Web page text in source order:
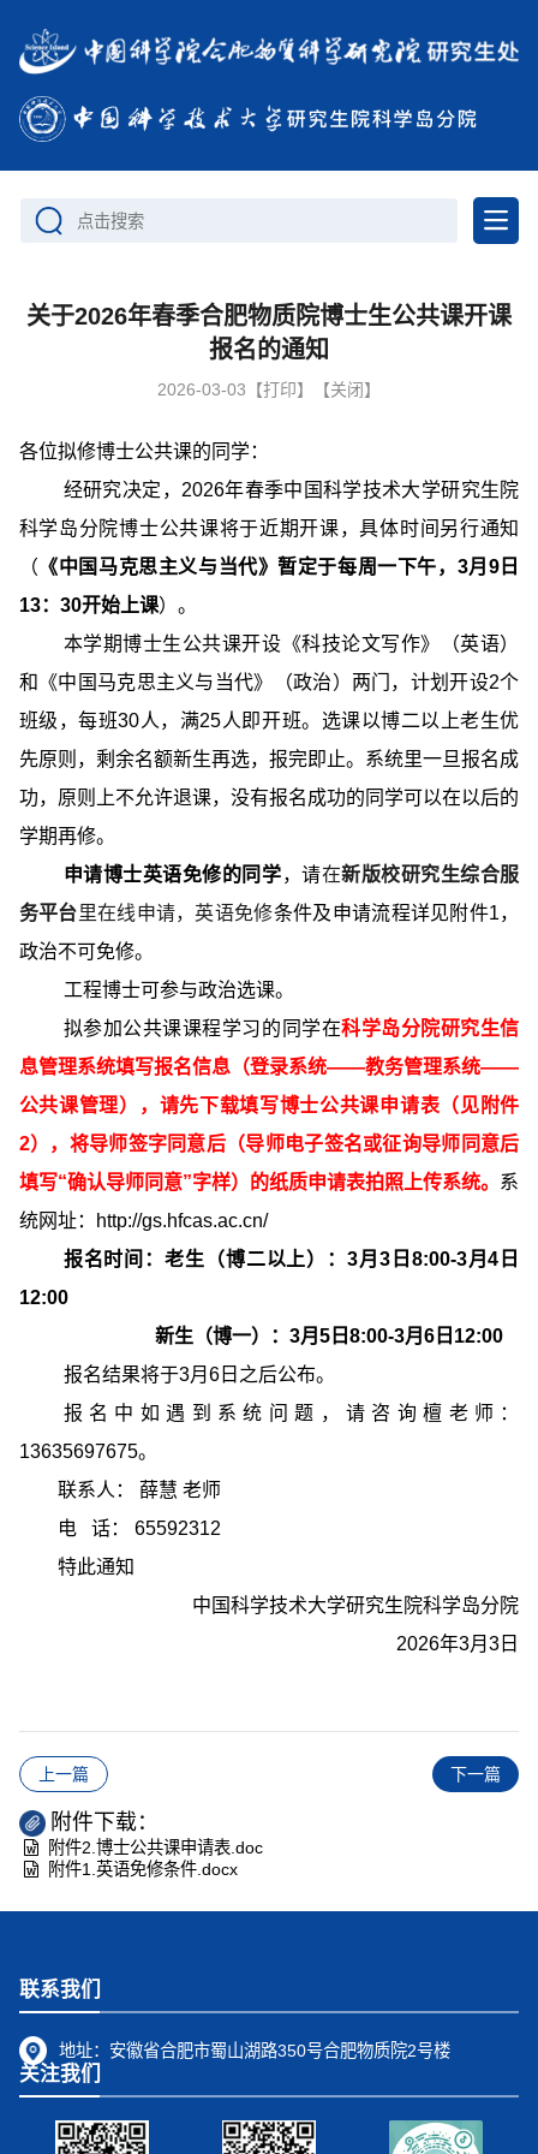
点击搜索
关于2026年春季合肥物质院博士生公共课开课
报名的通知
2026-03-03 【打印】 【关闭】
各位拟修博士公共课的同学：
经研究决定，2026年春季中国科学技术大学研究生院
科学岛分院博士公共课将于近期开课，具体时间另行通知
（ 《中国马克思主义与当代》暂定于每周一下午，3月9日
13：30开始上课）。
本学期博士生公共课开设《科技论文写作》（英语）
和《中国马克思主义与当代》（政治）两门，计划开设2个
班级，每班30人，满25人即开班。选课以博二以上老生优
先原则，剩余名额新生再选，报完即止。系统里一旦报名成
功，原则上不允许退课，没有报名成功的同学可以在以后的
学期再修。
申请博士英语免修的同学，请在新版校研究生综合服
务平台里在线申请，英语免修条件及申请流程详见附件1，
政治不可免修。
工程博士可参与政治选课。
拟参加公共课课程学习的同学在科学岛分院研究生信
息管理系统填写报名信息（登录系统——教务管理系统——
公共课管理），请先下载填写博士公共课申请表（见附件
2），将导师签字同意后（导师电子签名或征询导师同意后
填写“确认导师同意”字样）的纸质申请表拍照上传系统。 系
统网址：
http://gs.hfcas.ac.cn/
报名时间：老生（博二以上）：3月3日8:00-3月4日
12:00
新生（博一）：3月5日8:00-3月6日12:00
报名结果将于3月6日之后公布。
报名中如遇到系统问题，请咨询檀老师：
13635697675。
联系人： 薛慧 老师
电 话： 65592312
特此通知
中国科学技术大学研究生院科学岛分院
2026年3月3日
上一篇 下一篇
附件下载：
附件2.博士公共课申请表.doc
附件1.英语免修条件.docx
联系我们
地址： 安徽省合肥市蜀山湖路350号合肥物质院2号楼
关注我们